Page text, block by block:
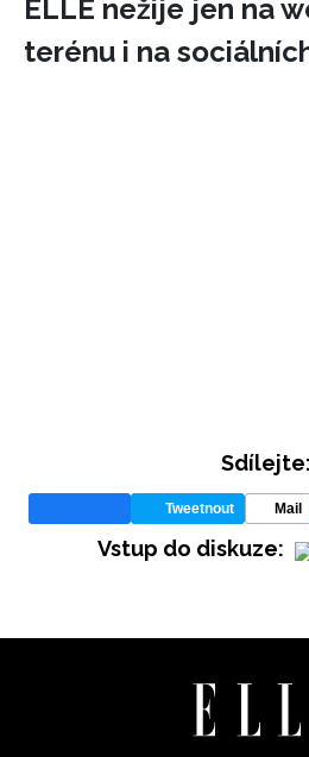
ELLE nežije jen na
terénu i na
Sdílejte:
Tweetnout Mail
Vstup do diskuze: